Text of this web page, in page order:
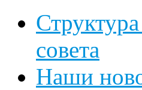
совета
Наши